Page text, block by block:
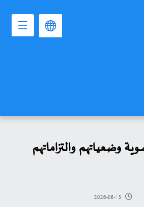
وضعياتهم والتزاماتهم
2026-06-15